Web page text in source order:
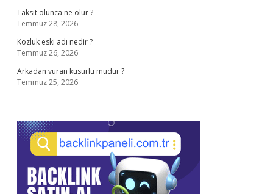
Taksit olunca ne olur ?
Temmuz 28, 2026
Kozluk eski adı nedir ?
Temmuz 26, 2026
Arkadan vuran kusurlu mudur ?
Temmuz 25, 2026